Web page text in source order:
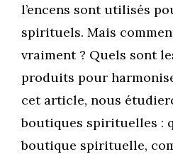
l’encens sont utilisés
spirituels. Mais
vraiment ? Quels sont
produits pour
cet article, nous
boutiques spirituelles :
boutique spirituelle,